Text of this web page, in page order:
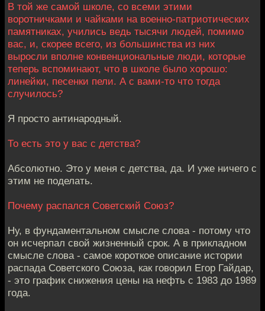
В той же самой школе, со всеми этими
воротничками и чайками на военно-патриотических
памятниках, учились ведь тысячи людей, помимо
вас, и, скорее всего, из большинства из них
выросли вполне конвенциональные люди, которые
теперь вспоминают, что в школе было хорошо:
линейки, песенки пели. А с вами-то что тогда
случилось?
Я просто антинародный.
То есть это у вас с детства?
Абсолютно. Это у меня с детства, да. И уже ничего с
этим не поделать.
Почему распался Советский Союз?
Ну, в фундаментальном смысле слова - потому что
он исчерпал свой жизненный срок. А в прикладном
смысле слова - самое короткое описание истории
распада Советского Союза, как говорил Егор Гайдар,
- это график снижения цены на нефть с 1983 до 1989
года.